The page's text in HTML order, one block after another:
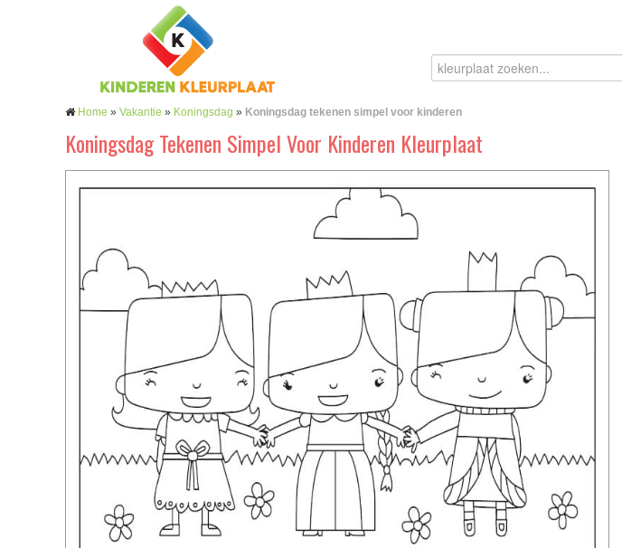
Home » Vakantie » Koningsdag » Koningsdag tekenen simpel voor kinderen
Koningsdag Tekenen Simpel Voor Kinderen Kleurplaat